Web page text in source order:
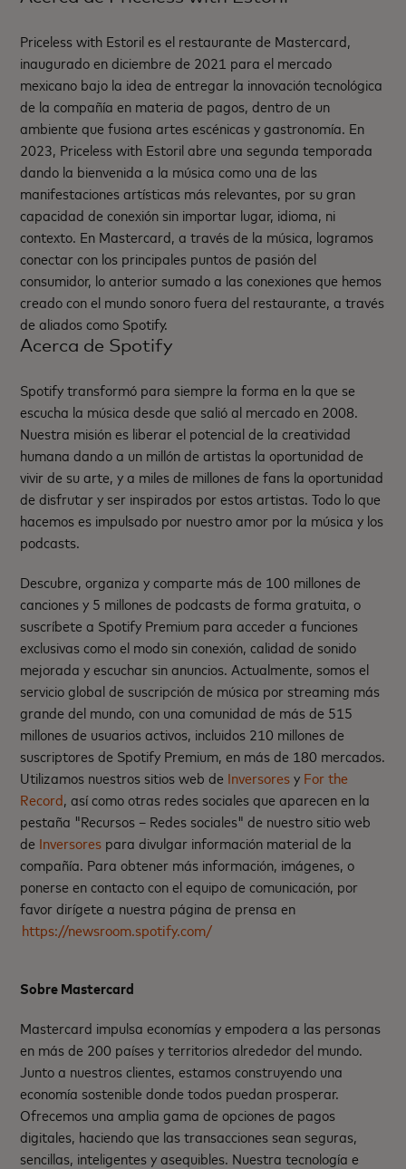
Priceless with Estoril es el restaurante de Mastercard,
inaugurado en diciembre de 2021 para el mercado
mexicano bajo la idea de entregar la innovación tecnológica
de la compañía en materia de pagos, dentro de un
ambiente que fusiona artes escénicas y gastronomía. En
2023, Priceless with Estoril abre una segunda temporada
dando la bienvenida a la música como una de las
manifestaciones artísticas más relevantes, por su gran
capacidad de conexión sin importar lugar, idioma, ni
contexto. En Mastercard, a través de la música, logramos
conectar con los principales puntos de pasión del
consumidor, lo anterior sumado a las conexiones que hemos
creado con el mundo sonoro fuera del restaurante, a través
de aliados como Spotify.
Acerca de Spotify
Spotify transformó para siempre la forma en la que se
escucha la música desde que salió al mercado en 2008.
Nuestra misión es liberar el potencial de la creatividad
humana dando a un millón de artistas la oportunidad de
vivir de su arte, y a miles de millones de fans la oportunidad
de disfrutar y ser inspirados por estos artistas. Todo lo que
hacemos es impulsado por nuestro amor por la música y los
podcasts.
Descubre, organiza y comparte más de 100 millones de
canciones y 5 millones de podcasts de forma gratuita, o
suscríbete a Spotify Premium para acceder a funciones
exclusivas como el modo sin conexión, calidad de sonido
mejorada y escuchar sin anuncios. Actualmente, somos el
servicio global de suscripción de música por streaming más
grande del mundo, con una comunidad de más de 515
millones de usuarios activos, incluidos 210 millones de
suscriptores de Spotify Premium, en más de 180 mercados.
Utilizamos nuestros sitios web de Inversoresy For the
Record, así como otras redes sociales que aparecen en la
pestaña "Recursos – Redes sociales" de nuestro sitio web
de Inversores para divulgar información material de la
compañía. Para obtener más información, imágenes, o
ponerse en contacto con el equipo de comunicación, por
favor dirígete a nuestra página de prensa en
https://newsroom.spotify.com/
Sobre Mastercard
Mastercard impulsa economías y empodera a las personas
en más de 200 países y territorios alrededor del mundo.
Junto a nuestros clientes, estamos construyendo una
economía sostenible donde todos puedan prosperar.
Ofrecemos una amplia gama de opciones de pagos
digitales, haciendo que las transacciones sean seguras,
sencillas, inteligentes y asequibles. Nuestra tecnología e